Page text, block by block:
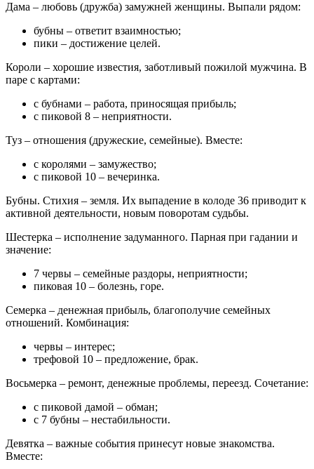
Дама – любовь (дружба) замужней женщины. Выпали рядом:
бубны – ответит взаимностью;
пики – достижение целей.
Короли – хорошие известия, заботливый пожилой мужчина. В
паре с картами:
с бубнами – работа, приносящая прибыль;
с пиковой 8 – неприятности.
Туз – отношения (дружеские, семейные). Вместе:
с королями – замужество;
с пиковой 10 – вечеринка.
Бубны. Стихия – земля. Их выпадение в колоде 36 приводит к
активной деятельности, новым поворотам судьбы.
Шестерка – исполнение задуманного. Парная при гадании и
значение:
7 червы – семейные раздоры, неприятности;
пиковая 10 – болезнь, горе.
Семерка – денежная прибыль, благополучие семейных
отношений. Комбинация:
червы – интерес;
трефовой 10 – предложение, брак.
Восьмерка – ремонт, денежные проблемы, переезд. Сочетание:
с пиковой дамой – обман;
с 7 бубны – нестабильности.
Девятка – важные события принесут новые знакомства.
Вместе: